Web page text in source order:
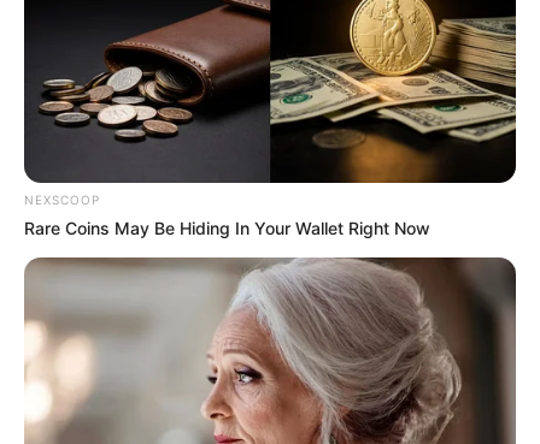
NEXSCOOP
Rare Coins May Be Hiding In Your Wallet Right Now